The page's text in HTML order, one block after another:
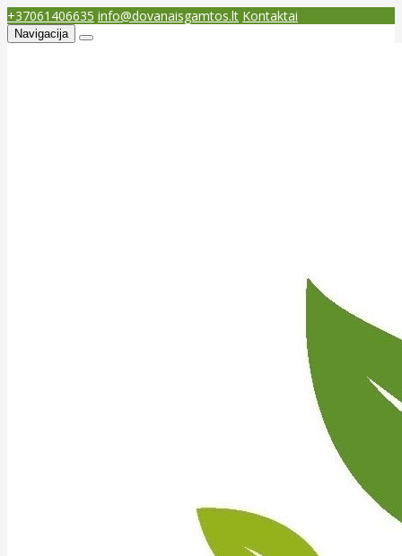
+37061406635 info@dovanaisgamtos.lt Kontaktai
Navigacija